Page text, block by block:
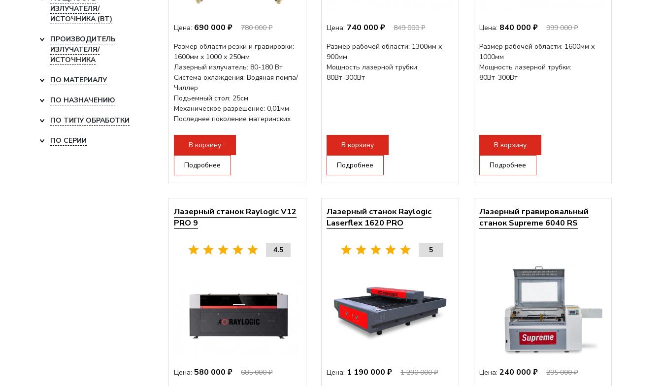
Цена: 690 000 ₽
780 000 ₽
Размер области резки и гравировки:
1600мм х 1000 х 250мм
Лазерный излучатель: 80-180 Вт
Система охлаждения: Водяная помпа/
Чиллер
Подъемный стол: 25см
Механическое разрешение: 0,01мм
Последнее поколение материнских
В корзину
Подробнее
Цена: 740 000 ₽
849 000 ₽
Размер рабочей области: 1300мм х
900мм
Мощность лазерной трубки:
80Вт-300Вт
В корзину
Подробнее
Цена: 840 000 ₽
999 000 ₽
Размер рабочей области: 1600мм х
1000мм
Мощность лазерной трубки:
80Вт-300Вт
В корзину
Подробнее
Лазерный станок Raylogic V12
PRO 9
4.5
Цена: 580 000 ₽
685 000 ₽
Лазерный станок Raylogic
Laserflex 1620 PRO
5
Цена: 1 190 000 ₽
1 290 000 ₽
Лазерный гравировальный
станок Supreme 6040 RS
Цена: 240 000 ₽ 295 000 ₽
ИЗЛУЧАТЕЛЯ/
ИСТОЧНИКА (ВТ)
ПРОИЗВОДИТЕЛЬ
ИЗЛУЧАТЕЛЯ/
ИСТОЧНИКА
ПО МАТЕРИАЛУ
ПО НАЗНАЧЕНИЮ
ПО ТИПУ ОБРАБОТКИ
ПО СЕРИИ